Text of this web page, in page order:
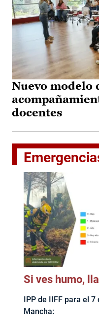
Nuevo modelo
docentes
Si ves humo,
IPP de IIFF para el
Mancha: